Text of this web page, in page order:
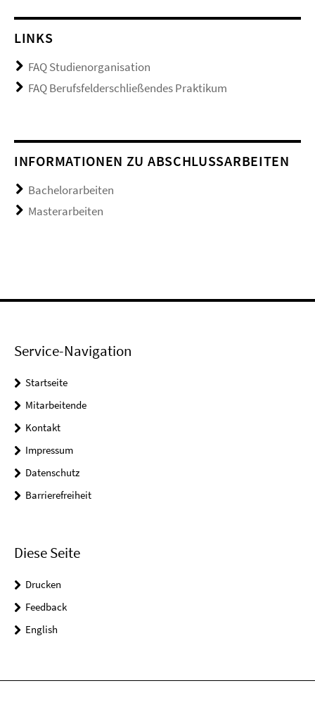
LINKS
FAQ Studienorganisation
FAQ Berufsfelderschließendes Praktikum
INFORMATIONEN ZU ABSCHLUSSARBEITEN
Bachelorarbeiten
Masterarbeiten
Service-Navigation
Startseite
Mitarbeitende
Kontakt
Impressum
Datenschutz
Barrierefreiheit
Diese Seite
Drucken
Feedback
English